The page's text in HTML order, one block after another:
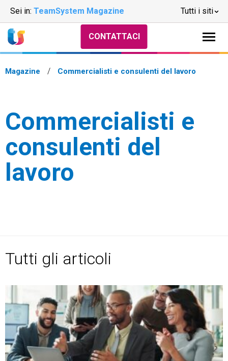
Sei in: TeamSystem Magazine Tutti i siti
Ecommerce
Email Marketing
Fatturazione
CONTATTACI
Magazine Commercialisti e consulenti del lavoro
Commercialisti e
consulenti del
lavoro
Tutti gli articoli